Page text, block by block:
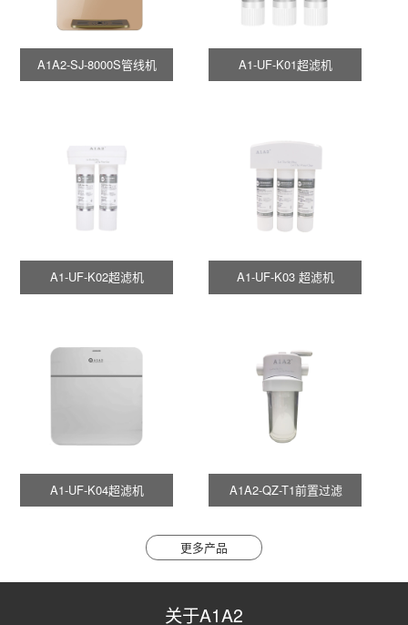
A1A2-SJ-8000S管线机 A1-UF-K01超滤机
A1-UF-K02超滤机 A1-UF-K03 超滤机
A1-UF-K04超滤机 A1A2-QZ-T1前置过滤
更多产品
关于A1A2